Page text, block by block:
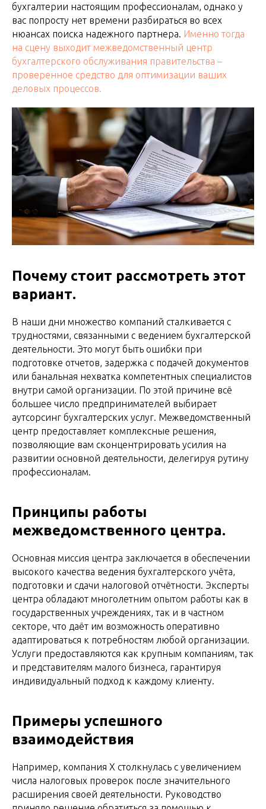
бухгалтерии настоящим профессионалам, однако у
вас попросту нет времени разбираться во всех
нюансах поиска надежного партнера. Именно тогда
на сцену выходит межведомственный центр
бухгалтерского обслуживания правительства –
проверенное средство для оптимизации ваших
деловых процессов.
Почему стоит рассмотреть этот
вариант.
В наши дни множество компаний сталкивается с
трудностями, связанными с ведением бухгалтерской
деятельности. Это могут быть ошибки при
подготовке отчетов, задержка с подачей документов
или банальная нехватка компетентных специалистов
внутри самой организации. По этой причине всё
большее число предпринимателей выбирает
аутсорсинг бухгалтерских услуг. Межведомственный
центр предоставляет комплексные решения,
позволяющие вам сконцентрировать усилия на
развитии основной деятельности, делегируя рутину
профессионалам.
Принципы работы
межведомственного центра.
Основная миссия центра заключается в обеспечении
высокого качества ведения бухгалтерского учёта,
подготовки и сдачи налоговой отчётности. Эксперты
центра обладают многолетним опытом работы как в
государственных учреждениях, так и в частном
секторе, что даёт им возможность оперативно
адаптироваться к потребностям любой организации.
Услуги предоставляются как крупным компаниям, так
и представителям малого бизнеса, гарантируя
индивидуальный подход к каждому клиенту.
Примеры успешного
взаимодействия
Например, компания X столкнулась с увеличением
числа налоговых проверок после значительного
расширения своей деятельности. Руководство